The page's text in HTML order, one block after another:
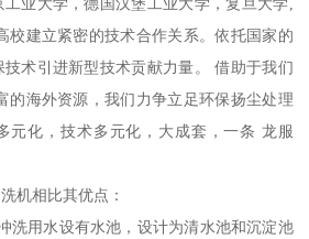
校建立紧密的技术合作关系。依托国家的
术引进新型技术贡献力量。 借助于我们
的海外资源，我们力争立足环保扬尘处理
元化，技术多元化，大成套，一条 龙服
机相比其优点：
洗用水设有水池，设计为清水池和沉淀池